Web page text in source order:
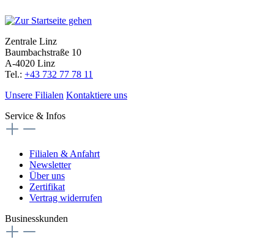
Zentrale Linz
Baumbachstraße 10
A-4020 Linz
Tel.: +43 732 77 78 11
Unsere Filialen Kontaktiere uns
Service & Infos
Filialen & Anfahrt
Newsletter
Über uns
Zertifikat
Vertrag widerrufen
Businesskunden